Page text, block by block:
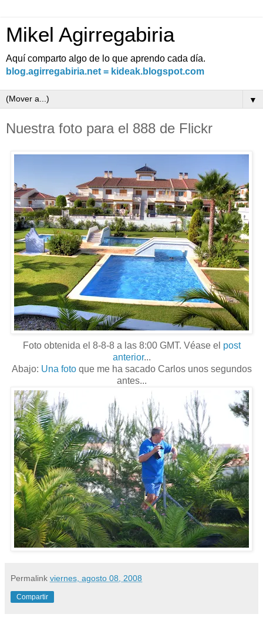
Mikel Agirregabiria
Aquí comparto algo de lo que aprendo cada día.
blog.agirregabiria.net = kideak.blogspot.com
▼
Nuestra foto para el 888 de Flickr
Foto obtenida el 8-8-8 a las 8:00 GMT. Véase el post
anterior...
Abajo: Una fotoque me ha sacado Carlos unos segundos
antes...
Permalink viernes, agosto 08, 2008
Compartir